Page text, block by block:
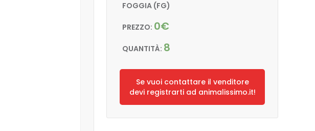
FOGGIA (FG)
PREZZO: 0€
QUANTITÀ: 8
Se vuoi contattare il venditore
devi registrarti ad animalissimo.it!